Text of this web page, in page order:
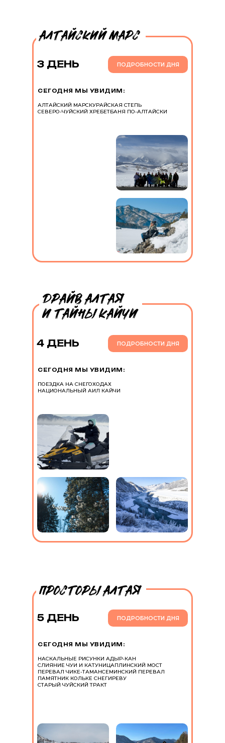
СЕГОДНЯ МЫ УВИДИМ:
АЛТАЙСКИЙ МАРСКУРАЙСКАЯ СТЕПЬ
СЕВЕРО-ЧУЙСКИЙ ХРЕБЕТБАНЯ ПО-АЛТАЙСКИ
3 ДЕНЬ ПОДРОБНОСТИ ДНЯ
СЕГОДНЯ МЫ УВИДИМ:
ПОЕЗДКА НА СНЕГОХОДАХ
НАЦИОНАЛЬНЫЙ АИЛ КАЙЧИ
4 ДЕНЬ ПОДРОБНОСТИ ДНЯ
СЕГОДНЯ МЫ УВИДИМ:
НАСКАЛЬНЫЕ РИСУНКИ АДЫР-КАН
СЛИЯНИЕ ЧУИ И КАТУНИЦАПЛИНСКИЙ МОСТ
ПЕРЕВАЛ ЧИКЕ-ТАМАНСЕМИНСКИЙ ПЕРЕВАЛ
ПАМЯТНИК КОЛЬКЕ СНЕГИРЕВУ
СТАРЫЙ ЧУЙСКИЙ ТРАКТ
5 ДЕНЬ ПОДРОБНОСТИ ДНЯ